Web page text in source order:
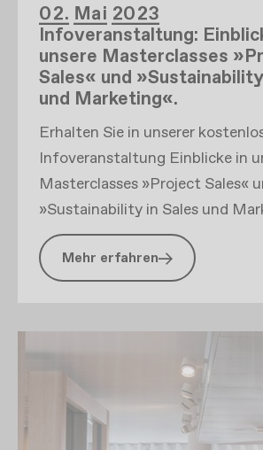
02. Mai 2023
Infoveranstaltung:
unsere Masterclasses
Sales« und
und Marketing«.
Erhalten Sie in unserer
Infoveranstaltung Einblicke in
Masterclasses »Project Sales«
»Sustainability in Sales und
Mehr erfahren